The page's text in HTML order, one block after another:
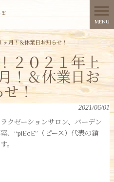
MENU
月！＆休業日お知らせ！
２０２１年上
！＆休業日お
せ！
2021/06/01
クゼーションサロン、バーデン
、“piEcE”（ピース）代表の鎗
。